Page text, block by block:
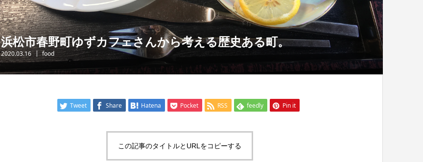
浜松市春野町ゆずカフェさんから考える歴史ある町。
2020.03.16 food
Tweet Share Hatena Pocket RSS feedly Pin it
この記事のタイトルとURLをコピーする